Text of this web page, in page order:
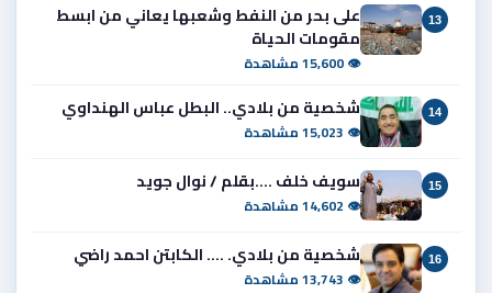
13
على بحر من النفط وشعبها يعاني من ابسط
مقومات الحياة
👁 15,600 مشاهدة
14 شخصية من بلادي.. البطل عباس الهنداوي
👁 15,023 مشاهدة
15 سويف خلف ....بقلم / نوال جويد
👁 14,602 مشاهدة
16 شخصية من بلادي. .... الكابتن احمد راضي
👁 13,743 مشاهدة